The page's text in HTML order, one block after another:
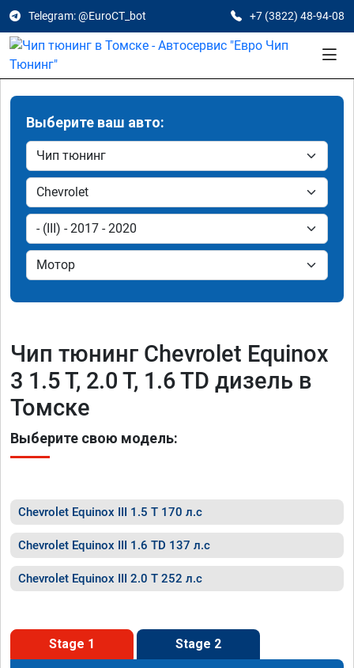
Telegram: @EuroCT_bot +7 (3822) 48-94-08
Выберите ваш авто:
Чип тюнинг Chevrolet Equinox
3 1.5 T, 2.0 T, 1.6 TD дизель в
Томске
Выберите свою модель:
Chevrolet Equinox III 1.5 T 170 л.с
Chevrolet Equinox III 1.6 TD 137 л.с
Chevrolet Equinox III 2.0 T 252 л.с
Stage 1 Stage 2